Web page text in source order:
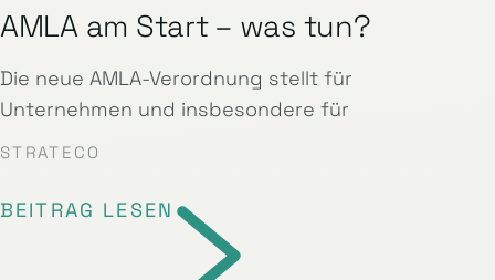
AMLA am Start – was tun?
Die neue AMLA-Verordnung stellt für
Unternehmen und insbesondere für
STRATECO
BEITRAG LESEN